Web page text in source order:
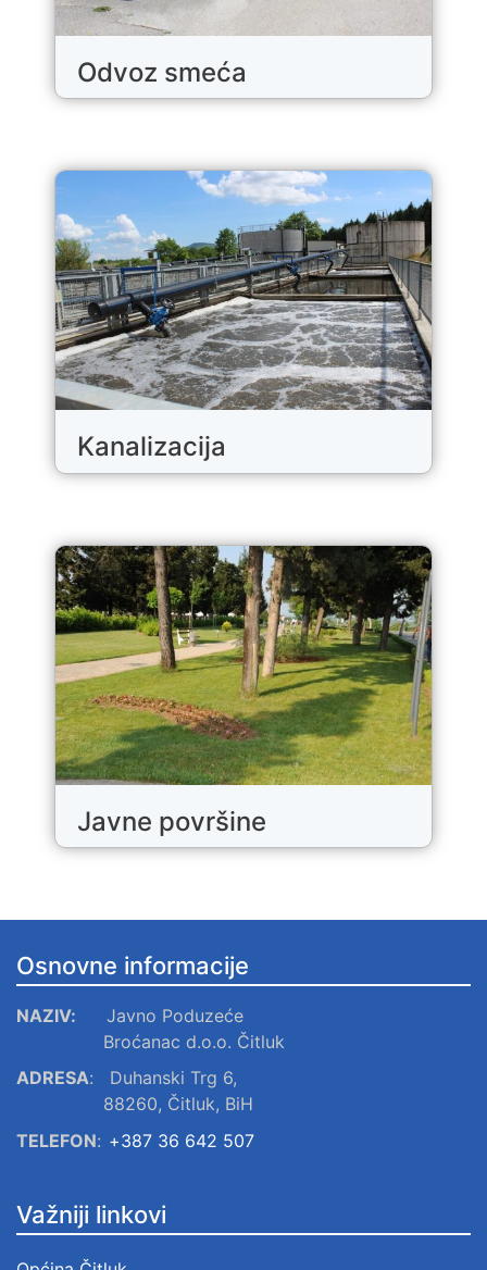
Odvoz smeća
Kanalizacija
Javne površine
Osnovne informacije
NAZIV:
Javno Poduzeće
Broćanac d.o.o. Čitluk
ADRESA:
Duhanski Trg 6,
88260, Čitluk, BiH
TELEFON: +387 36 642 507
Važniji linkovi